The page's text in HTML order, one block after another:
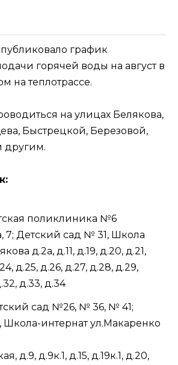
график
горячей воды на август в
на теплотрассе.
на улицах Белякова,
Быстрецкой, Березовой,
другим.
поликлиника №6
7; Детский сад № 31, Школа
д.2а, д.11, д.19, д.20, д.21,
д.25, д.26, д.27, д.28, д.29,
д.33, д.34
сад №26, № 36, № 41;
интернат ул.Макаренко
д.9, д.9к.1, д.15, д.19к.1, д.20,